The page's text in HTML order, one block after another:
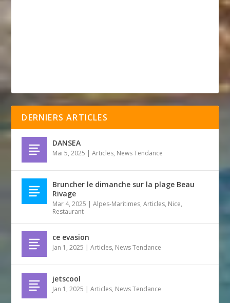
DERNIERS ARTICLES
DANSEA
Mai 5, 2025 |Articles, News Tendance
Bruncher le dimanche sur la plage Beau
Rivage
Mar 4, 2025 |Alpes-Maritimes,Articles, Nice,
Restaurant
ce evasion
Jan 1, 2025 |Articles, News Tendance
jetscool
Jan 1, 2025 |Articles, News Tendance